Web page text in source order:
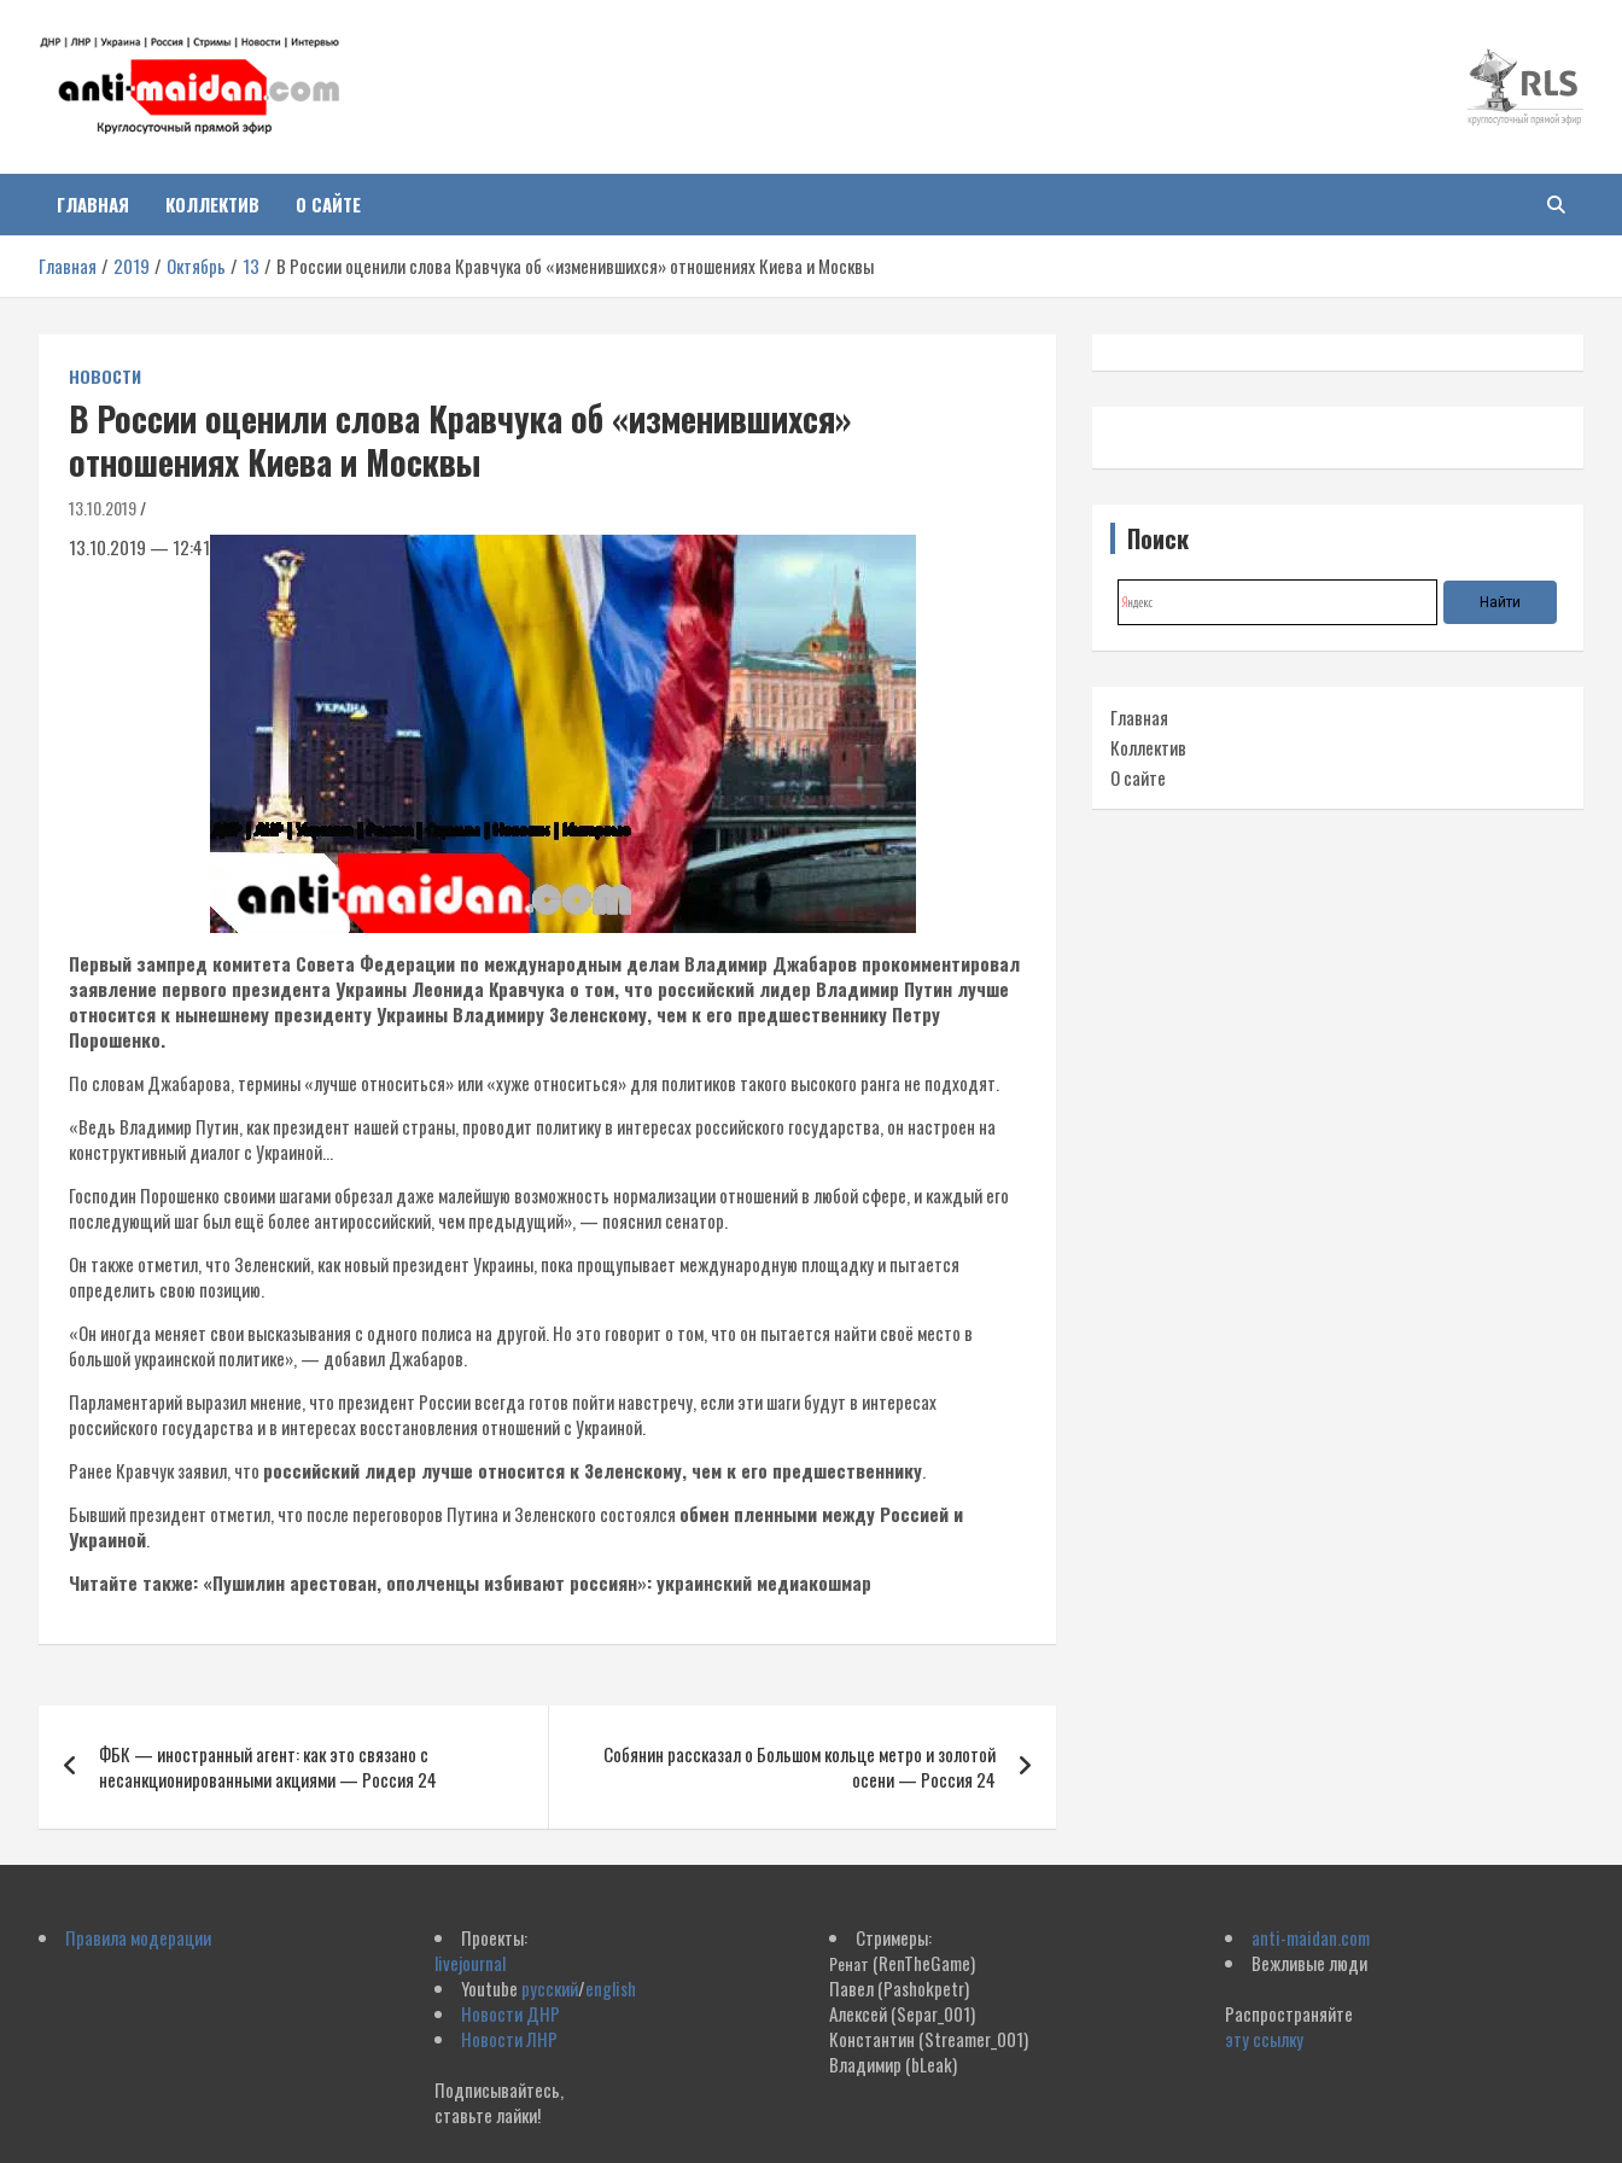
Антимайдан:
Гражданская война на
Украине
о гражданской войне на Украине, включая события в Новороссии,
ДНР, ЛНР и других регионах.
ГЛАВНАЯ КОЛЛЕКТИВ О САЙТЕ
Главная 2019 Октябрь 13 В России оценили слова Кравчука об «изменившихся» отношениях Киева и Москвы
НОВОСТИ
В России оценили слова Кравчука об «изменившихся»
отношениях Киева и Москвы
13.10.2019
13.10.2019 — 12:41
Первый зампред комитета Совета Федерации по международным делам Владимир Джабаров прокомментировал
заявление первого президента Украины Леонида Кравчука о том, что российский лидер Владимир Путин лучше
относится к нынешнему президенту Украины Владимиру Зеленскому, чем к его предшественнику Петру
Порошенко.
По словам Джабарова, термины «лучше относиться» или «хуже относиться» для политиков такого высокого ранга не подходят.
«Ведь Владимир Путин, как президент нашей страны, проводит политику в интересах российского государства, он настроен на
конструктивный диалог с Украиной…
Господин Порошенко своими шагами обрезал даже малейшую возможность нормализации отношений в любой сфере, и каждый его
последующий шаг был ещё более антироссийский, чем предыдущий», — пояснил сенатор.
Он также отметил, что Зеленский, как новый президент Украины, пока прощупывает международную площадку и пытается
определить свою позицию.
«Он иногда меняет свои высказывания с одного полиса на другой. Но это говорит о том, что он пытается найти своё место в
большой украинской политике», — добавил Джабаров.
Парламентарий выразил мнение, что президент России всегда готов пойти навстречу, если эти шаги будут в интересах
российского государства и в интересах восстановления отношений с Украиной.
Ранее Кравчук заявил, что российский лидер лучше относится к Зеленскому, чем к его предшественнику.
Бывший президент отметил, что после переговоров Путина и Зеленского состоялся обмен пленными между Россией и
Украиной.
Читайте также: «Пушилин арестован, ополченцы избивают россиян»: украинский медиакошмар
по
записям
ФБК — иностранный агент: как это связано с
несанкционированными акциями — Россия 24
Собянин рассказал о Большом кольце метро и золотой
осени — Россия 24
Поиск
Главная
Коллектив
О сайте
Правила модерации
Проекты:
livejournal
Youtube русский/english
Новости ДНР
Новости ЛНР
Подписывайтесь,
ставьте лайки!
Стримеры:
Ренат (RenTheGame)
Павел(Pashokpetr)
Алексей(Separ_001)
Константин (Streamer_001)
Владимир (bLeak)
anti-maidan.com
Вежливые люди
Распространяйте
эту ссылку